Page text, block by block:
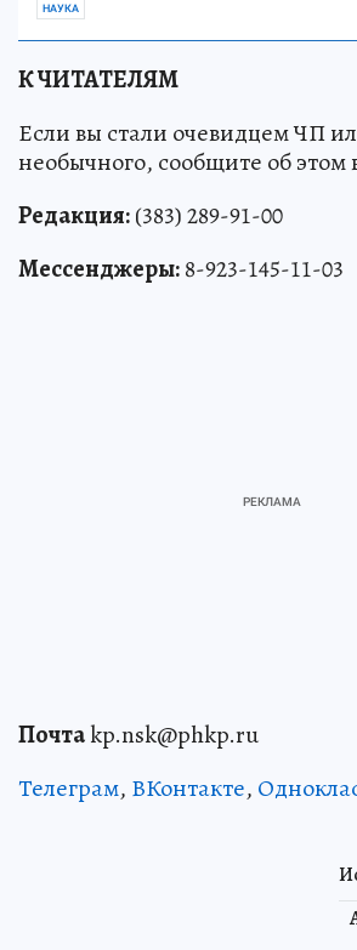
НАУКА
К ЧИТАТЕЛЯМ
Если вы стали очевидцем ЧП
необычного, сообщите об этом
Редакция:(383) 289-91-00
Мессенджеры:8-923-145-11-03
Почтаkp.nsk@phkp.ru
Телеграм, ВКонтакте,